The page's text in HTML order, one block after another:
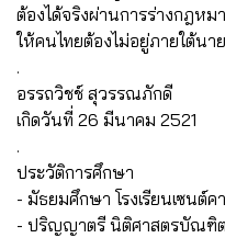
ต้องได้จริงผ่านการร่างกฎห
ให้คนไทยต้องไม่อยู่ภายใต้นา
.
อรรถวิชช์ สุวรรณภักดี
เกิดวันที่ 26 มีนาคม 2521
.
ประวัติการศึกษา
- มัธยมศึกษา โรงเรียนเซนต์ค
- ปริญญาตรี นิติศาสตรบัณฑิต